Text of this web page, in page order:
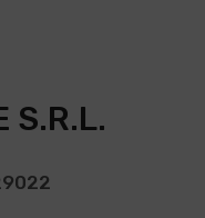
S.R.L.